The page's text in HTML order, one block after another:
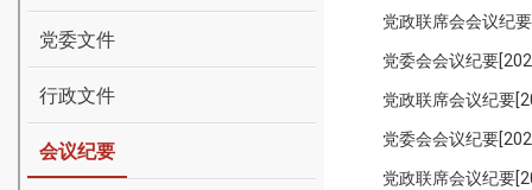
党委文件
行政文件
会议纪要
党政联席会会议纪
党委会会议纪要
党政联席会议纪要
党委会会议纪要
党政联席会议纪要